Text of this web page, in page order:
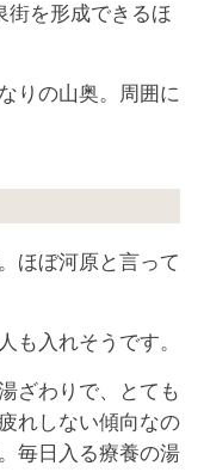
街を形成できるほ
りの山奥。周囲に
ほぼ河原と言って
も入れそうです。
ざわりで、とても
れしない傾向なの
毎日入る療養の湯